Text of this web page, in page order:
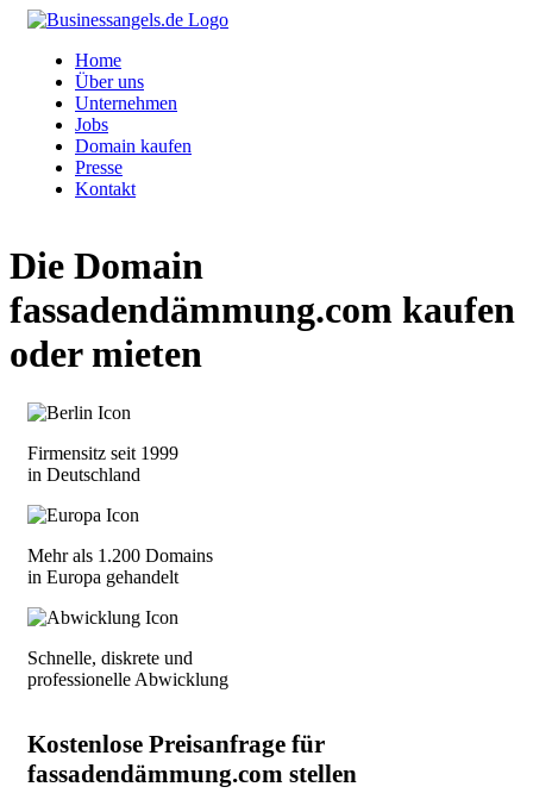
Home
Über uns
Unternehmen
Jobs
Domain kaufen
Presse
Kontakt
Die Domain
fassadendämmung.com kaufen
oder mieten
Firmensitz seit 1999
in Deutschland
Mehr als 1.200 Domains
in Europa gehandelt
Schnelle, diskrete und
professionelle Abwicklung
Kostenlose Preisanfrage für
fassadendämmung.com stellen